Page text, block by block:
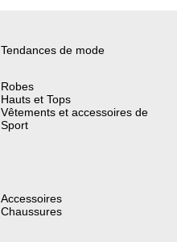
Tendances de mode
Robes
Hauts et Tops
Vêtements et accessoires de
Sport
Accessoires
Chaussures